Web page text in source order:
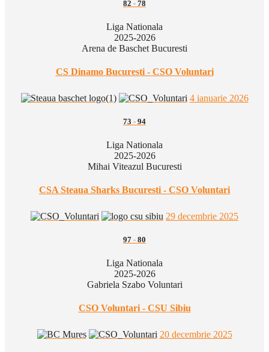
82 - 78
Liga Nationala
2025-2026
Arena de Baschet Bucuresti
CS Dinamo Bucuresti - CSO Voluntari
4 ianuarie 2026
73 - 94
Liga Nationala
2025-2026
Mihai Viteazul Bucuresti
CSA Steaua Sharks Bucuresti - CSO Voluntari
29 decembrie 2025
97 - 80
Liga Nationala
2025-2026
Gabriela Szabo Voluntari
CSO Voluntari - CSU Sibiu
20 decembrie 2025